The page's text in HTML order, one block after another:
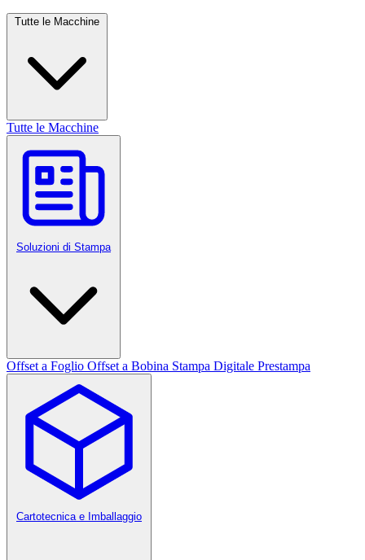
Tutte le Macchine
Tutte le Macchine
Soluzioni di Stampa
Offset a Foglio Offset a Bobina Stampa Digitale Prestampa
Cartotecnica e Imballaggio